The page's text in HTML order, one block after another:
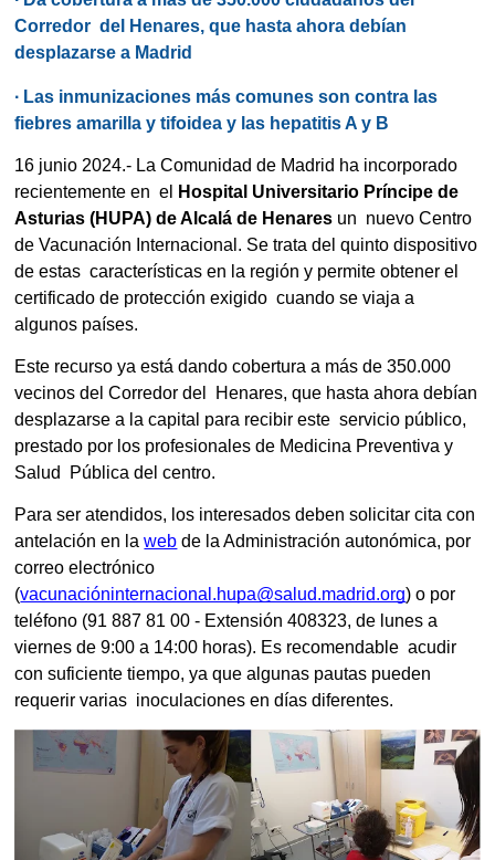
Corredor del Henares, que hasta ahora debían
desplazarse a Madrid
∙ Las inmunizaciones más comunes son contra las
fiebres amarilla y tifoidea y las hepatitis A y B
16 junio 2024.- La Comunidad de Madrid ha incorporado
recientemente en el
Hospital Universitario Príncipe de
Asturias (HUPA) de Alcalá de Henares un nuevo Centro
de Vacunación Internacional. Se trata del quinto dispositivo
de estas características en la región y permite obtener el
certificado de protección exigido cuando se viaja a
algunos países.
Este recurso ya está dando cobertura a más de 350.000
vecinos del Corredor del Henares, que hasta ahora debían
desplazarse a la capital para recibir este servicio público,
prestado por los profesionales de Medicina Preventiva y
Salud Pública del centro.
Para ser atendidos, los interesados deben solicitar cita con
antelación en laweb de la Administración autonómica, por
correo electrónico
(vacunacióninternacional.hupa@salud.madrid.org) o por
teléfono (91 887 81 00 - Extensión 408323, de lunes a
viernes de 9:00 a 14:00 horas). Es recomendable acudir
con suficiente tiempo, ya que algunas pautas pueden
requerir varias inoculaciones en días diferentes.